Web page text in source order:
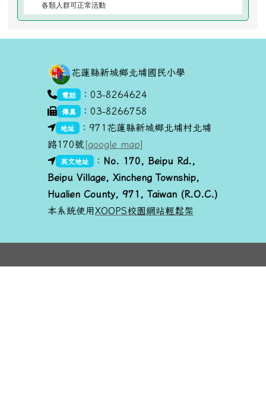
各類人群可正常活動
花蓮縣新城鄉北埔國民小學
link to https://goo.gl/maps/dUx2GHvcPmq
電話 ：03-8264624
傳真
：03-8266758
link to https://goo.gl/maps/dUx2GHvcPmq
地址
：971花蓮縣新城鄉北埔村北埔
路170號 [google map]
link to https://goo.gl/maps/dUx2GHvcPmq
link to https://goo.gl/maps/dUx2GHvcPmq
英文地址 ： No. 170, Beipu Rd.,
Beipu Village, Xincheng Township,
Hualien County, 971, Taiwan (R.O.C.)
本系統使用XOOPS校園網站輕鬆架